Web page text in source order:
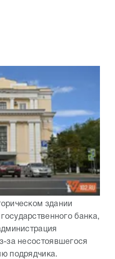
здании
банка,
за несостоявшегося
подрядчика.